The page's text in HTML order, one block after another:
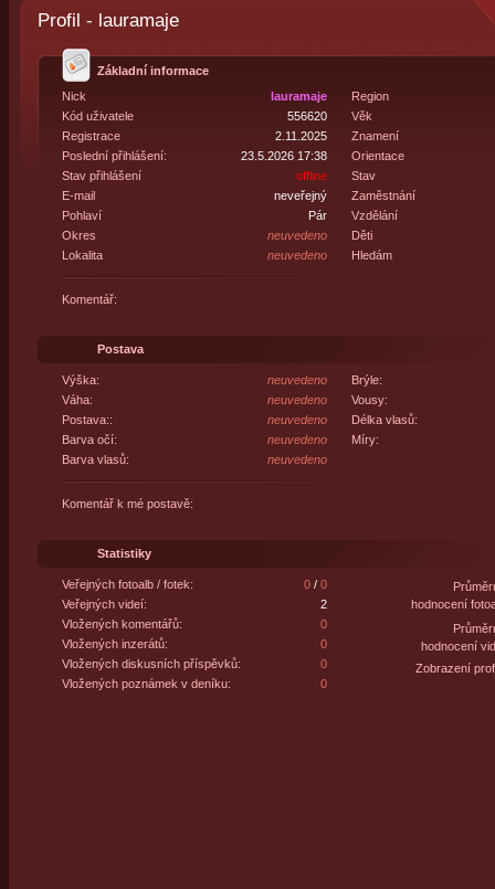
Profil - lauramaje
Základní informace
Nick
lauramaje
Kód uživatele
556620
Registrace
2.11.2025
Poslední přihlášení:
23.5.2026 17:38
Stav přihlášení
offline
E-mail
neveřejný
Pohlaví
Pár
Okres
neuvedeno
Lokalita
neuvedeno
Region
Věk
Znamení
Orientace
Stav
Zaměstnání
Vzdělání
Děti
Hledám
Komentář:
Postava
Výška:
neuvedeno
Váha:
neuvedeno
Postava::
neuvedeno
Barva očí:
neuvedeno
Barva vlasů:
neuvedeno
Brýle:
Vousy:
Délka vlasů:
Míry:
Komentář k mé postavě:
Statistiky
Veřejných fotoalb / fotek: 0/ 0
Veřejných videí:
2
Vložených komentářů:
0
Vložených inzerátů:
0
Vložených diskusních příspěvků:
0
Vložených poznámek v deníku:
0
hodnocení
hodnocení
Zobrazení